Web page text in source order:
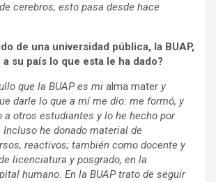
cerebros, esto pasa desde hace
de una universidad pública, la BUAP,
su país lo que esta le ha dado?
que la BUAP es mi alma mater y
darle lo que a mí me dio: me formó, y
a otros estudiantes y lo he hecho por
he donado material de
reactivos; también como docente y
licenciatura y posgrado, en la
humano. En la BUAP trato de seguir